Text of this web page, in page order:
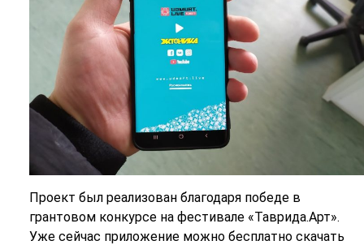
Проект был реализован благодаря победе в
грантовом конкурсе на фестивале «Таврида.Арт».
Уже сейчас приложение можно бесплатно скачать